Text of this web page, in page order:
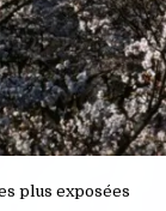
plus exposées